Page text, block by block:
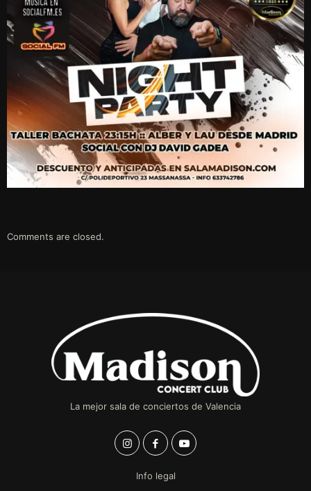
Comments are closed.
La mejor sala de conciertos de Valencia
Info legal